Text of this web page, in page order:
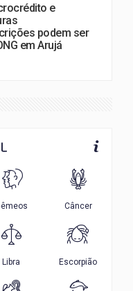
e
podem ser
em Arujá